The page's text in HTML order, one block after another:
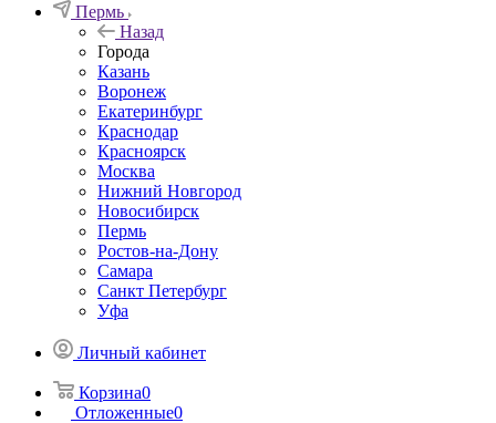
Пермь
Назад
Города
Казань
Воронеж
Екатеринбург
Краснодар
Красноярск
Москва
Нижний Новгород
Новосибирск
Пермь
Ростов-на-Дону
Самара
Санкт Петербург
Уфа
Личный кабинет
Корзина0
Отложенные0